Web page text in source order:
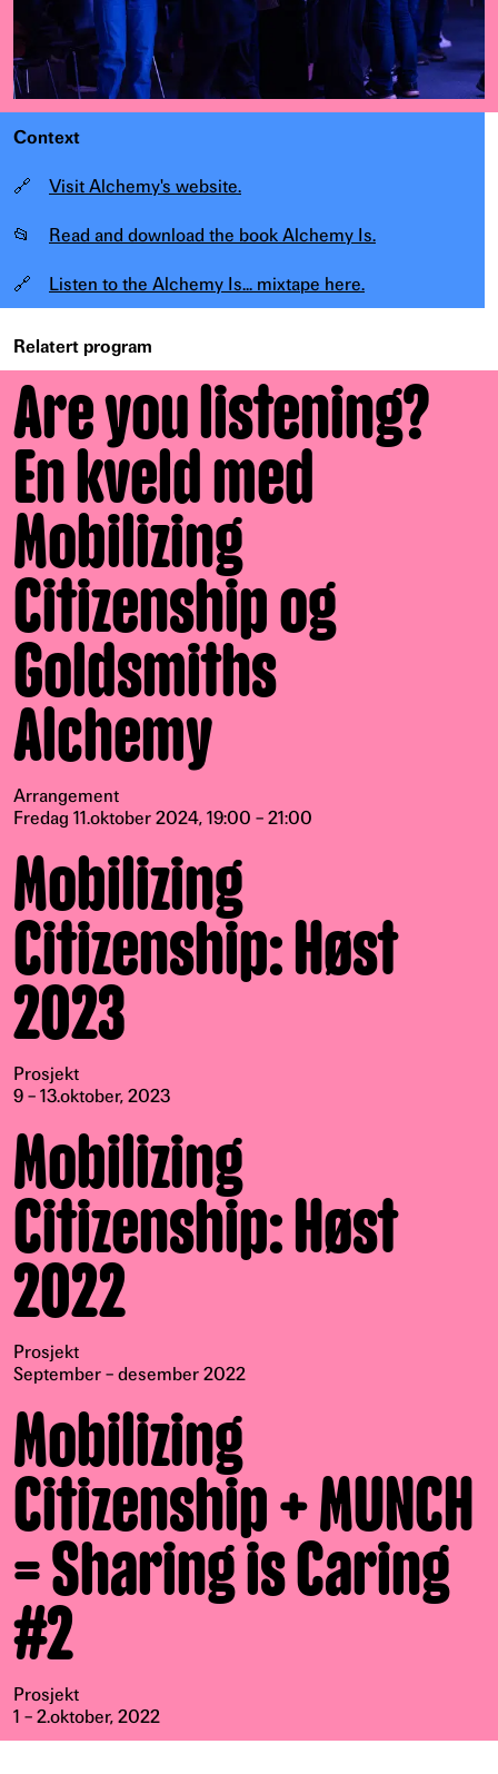
Context
🔗 Visit Alchemy's website.
📂 Read and download the book Alchemy Is.
🔗 Listen to the Alchemy Is... mixtape here.
Relatert program
Are you listening?
En kveld med
Mobilizing
Citizenship og
Goldsmiths
Alchemy
Arrangement
Fredag 11.oktober 2024, 19:00 – 21:00
Mobilizing
Citizenship: Høst
2023
Prosjekt
9 – 13.oktober, 2023
Mobilizing
Citizenship: Høst
2022
Prosjekt
September – desember 2022
Mobilizing
Citizenship + MUNCH
= Sharing is Caring
#2
Prosjekt
1 – 2.oktober, 2022